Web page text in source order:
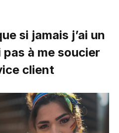
si jamais j’ai un
pas à me soucier
client